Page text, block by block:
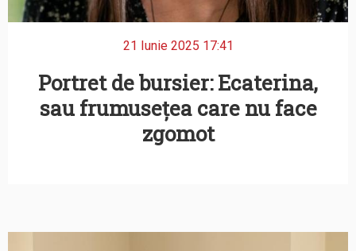
21 Iunie 2025 17:41
Portret de bursier: Ecaterina,
sau frumusețea care nu face
zgomot